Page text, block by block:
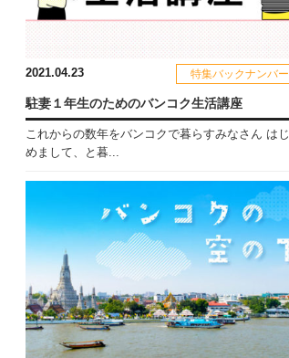
2021.04.23 特集バックナンバー
駐妻１年生のためのバンコク生活講座
これからの数年をバンコクで暮らすみなさん はじ
めまして、と暮...